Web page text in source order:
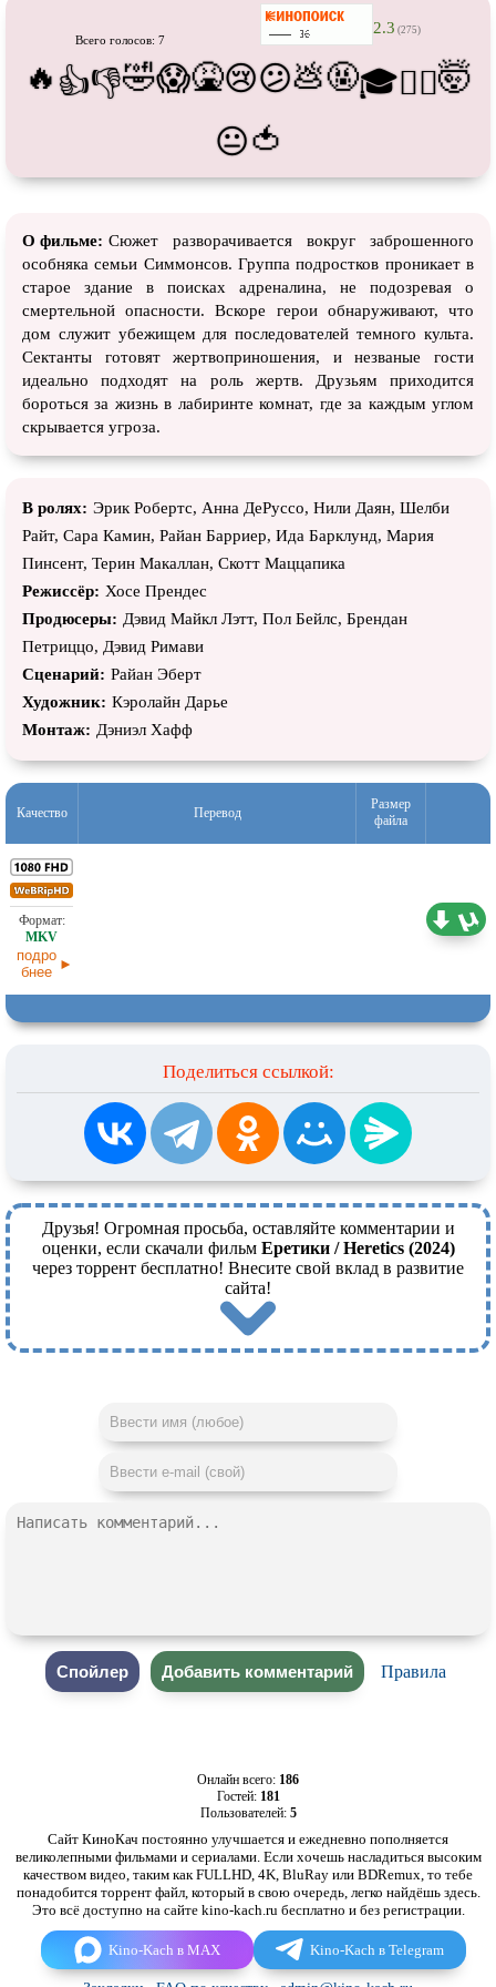
Про хакеров
Про хоккей ифигурное
катание
Про шпионов
Про Юристов иАдвокатов Псевдодокументальный
Роуд-муви
Сцены собнажённой натурой Турецкий сериал
Чёрная комедия Экранизация
CAMRip
Всего голосов: 7
2.3 (275)
🔥 👍👎🤣😱🤮😢😕💩🤬🎓😵‍💫🤯
😐🍅
О фильме: Сюжет разворачивается вокруг заброшенного
особняка семьи Симмонсов. Группа подростков проникает в
старое здание в поисках адреналина, не подозревая о
смертельной опасности. Вскоре герои обнаруживают, что
дом служит убежищем для последователей темного культа.
Сектанты готовят жертвоприношения, и незваные гости
идеально подходят на роль жертв. Друзьям приходится
бороться за жизнь в лабиринте комнат, где за каждым углом
скрывается угроза.
В ролях: Эрик Робертс, Анна ДеРуссо, Нили Даян, Шелби
Райт, Сара Камин, Райан Барриер, Ида Барклунд, Мария
Пинсент, Терин Макаллан, Скотт Маццапика
Режиссёр: Хосе Прендес
Продюсеры: Дэвид Майкл Лэтт, Пол Бейлс, Брендан
Петриццо, Дэвид Римави
Сценарий: Райан Эберт
Художник: Кэролайн Дарье
Монтаж: Дэниэл Хафф
Качество Перевод
Размер
файла
подро
бнее
Поделиться ссылкой:
Друзья! Огромная просьба, оставляйте комментарии и
оценки, если скачали фильм Еретики / Heretics (2024)
через торрент бесплатно! Внесите свой вклад в развитие
сайта!
Правила
Онлайн всего: 186
Гостей: 181
Пользователей: 5
Сайт КиноКач постоянно улучшается и ежедневно пополняется
великолепными фильмами и сериалами. Если хочешь насладиться высоким
качеством видео, таким как FULLHD, 4K, BluRay или BDRemux, то тебе
понадобится торрент файл, который в свою очередь, легко найдёшь здесь.
Это всё доступно на сайте kino-kach.ru бесплатно и без регистрации.
Kino-Kach в MAX Kino-Kach в Telegram